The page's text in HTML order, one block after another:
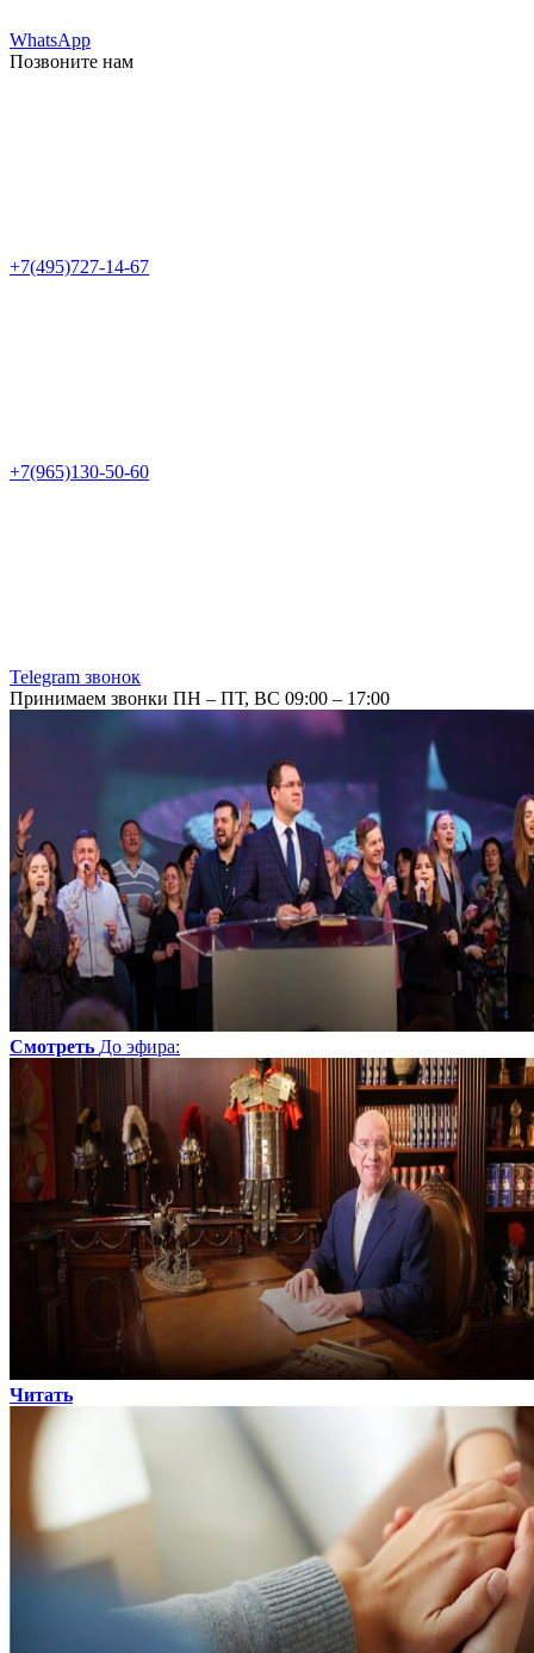
WhatsApp
Позвоните нам
+7(495)727-14-67
+7(965)130-50-60
Telegram звонок
Принимаем звонки ПН – ПТ, ВС 09:00 – 17:00
Смотреть До эфира:
Читать